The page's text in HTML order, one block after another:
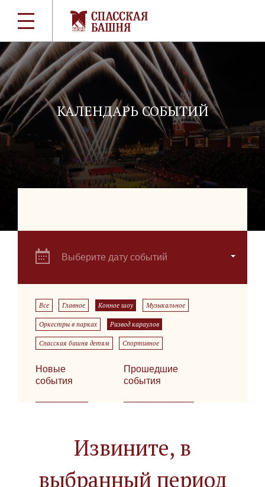
КАЛЕНДАРЬ СОБЫТИЙ
Выберите дату событий
Все Главное Конное шоу Музыкальное
Оркестры в парках Развод караулов
Спасская башня детям Спортивное
Новые
события
Прошедшие
события
Извините, в
выбранный период